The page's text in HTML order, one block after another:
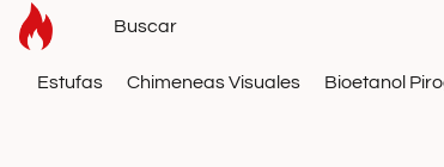
Estufas Chimeneas Visuales Bioetanol